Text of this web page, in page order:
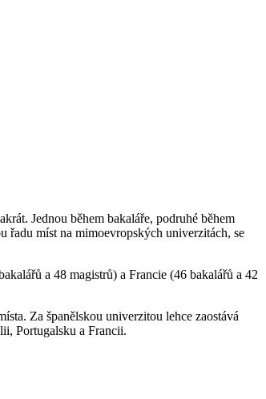
Jednou během bakaláře, podruhé během
řadu míst na mimoevropských univerzitách, se
a 48 magistrů) a Francie (46 bakalářů a 42
Za španělskou univerzitou lehce zaostává
Portugalsku a Francii.